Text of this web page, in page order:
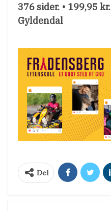
376 sider. • 199,95 kr.
Gyldendal
Del